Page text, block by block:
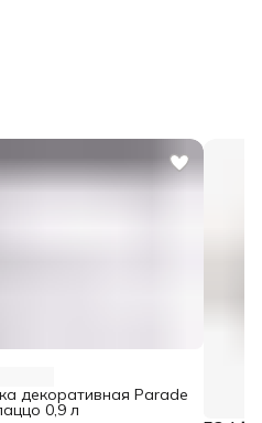
декоративная Parade
0,9 л